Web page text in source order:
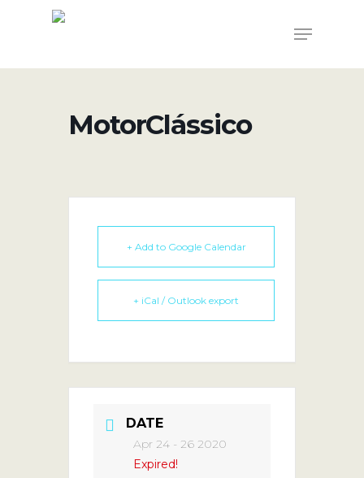
content
Menu
MotorClássico
+ Add to Google Calendar
+ iCal / Outlook export
DATE
Apr 24 - 26 2020
Expired!